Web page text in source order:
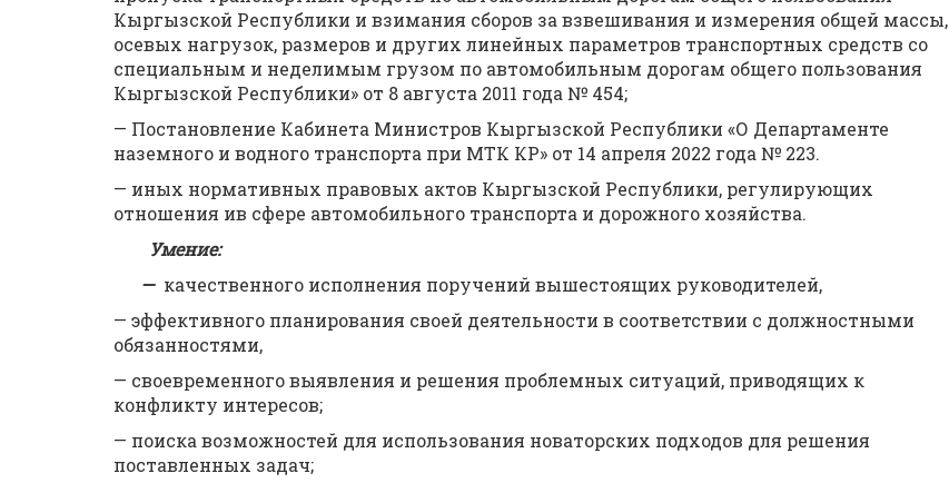
Кыргызской Республики и взимания сборов за взвешивания и измерения общей массы,
осевых нагрузок, размеров и других линейных параметров транспортных средств со
специальным и неделимым грузом по автомобильным дорогам общего пользования
Кыргызской Республики» от 8 августа 2011 года № 454;
— Постановление Кабинета Министров Кыргызской Республики «О Департаменте
наземного и водного транспорта при МТК КР» от 14 апреля 2022 года № 223.
— иных нормативных правовых актов Кыргызской Республики, регулирующих
отношения ив сфере автомобильного транспорта и дорожного хозяйства.
Умение:
— качественного исполнения поручений вышестоящих руководителей,
— эффективного планирования своей деятельности в соответствии с должностными
обязанностями,
— своевременного выявления и решения проблемных ситуаций, приводящих к
конфликту интересов;
— поиска возможностей для использования новаторских подходов для решения
поставленных задач;